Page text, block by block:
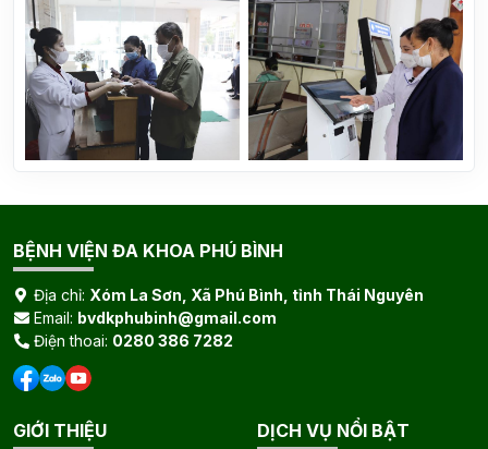
BỆNH VIỆN ĐA KHOA PHÚ BÌNH
Địa chỉ: Xóm La Sơn, Xã Phú Bình, tỉnh Thái Nguyên
Email: bvdkphubinh@gmail.com
Điện thoai: 0280 386 7282
GIỚI THIỆU DỊCH VỤ NỔI BẬT